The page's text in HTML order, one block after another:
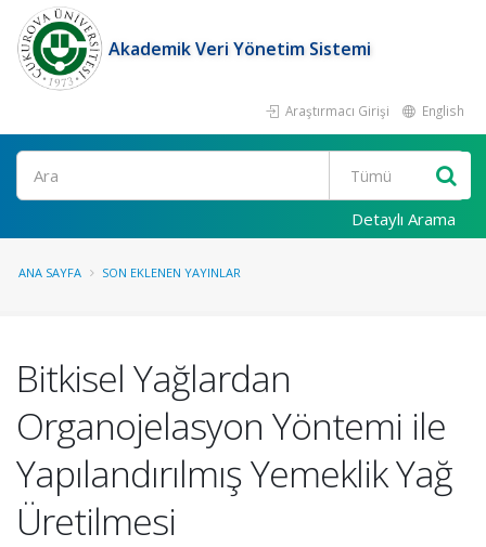
Akademik Veri Yönetim Sistemi
Araştırmacı Girişi English
Ara
Detaylı Arama
ANA SAYFA SON EKLENEN YAYINLAR
Bitkisel Yağlardan
Organojelasyon Yöntemi ile
Yapılandırılmış Yemeklik Yağ
Üretilmesi